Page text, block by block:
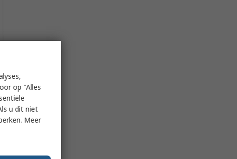
op "Alles
u dit niet
Meer